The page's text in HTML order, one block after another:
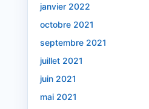
janvier 2022
octobre 2021
septembre 2021
juillet 2021
juin 2021
mai 2021